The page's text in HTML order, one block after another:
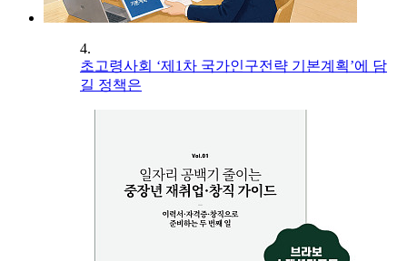
4.
초고령사회 ‘제1차 국가인구전략 기본계획’에 담
길 정책은